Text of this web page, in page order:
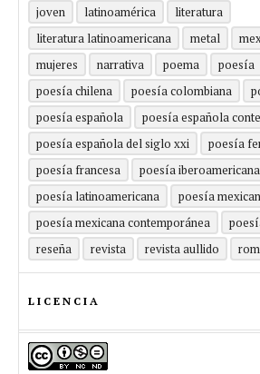
joven
latinoamérica
literatura
literatura latinoamericana
metal
mujeres
narrativa poema poesía
poesía chilena
poesía colombiana
poesía española
poesía española
poesía española del siglo xxi
poesía
poesía francesa
poesía iberoamericana
poesía latinoamericana
poesía
poesía mexicana contemporánea
reseña
revista revista aullido
LICENCIA